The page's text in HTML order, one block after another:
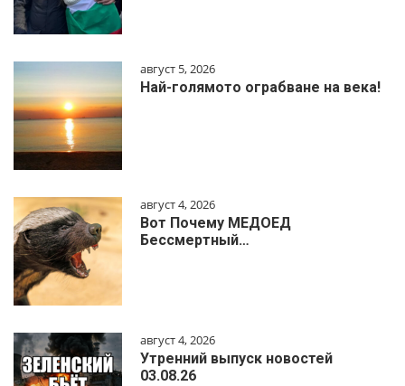
август 5, 2026
Най-голямото ограбване на века!
август 4, 2026
Вот Почему МЕДОЕД
Бессмертный…
август 4, 2026
Утренний выпуск новостей
03.08.26